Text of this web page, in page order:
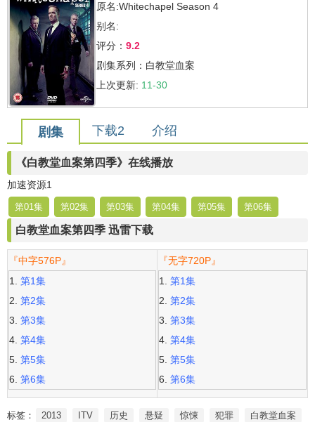
原名:Whitechapel Season 4
别名:
评分： 9.2
剧集系列：白教堂血案
上次更新: 11-30
剧集 下载2 介绍
《白教堂血案第四季》在线播放
加速资源1
第01集 第02集 第03集 第04集 第05集 第06集
白教堂血案第四季 迅雷下载
『中字576P』
第1集
第2集
第3集
第4集
第5集
第6集
『无字720P』
第1集
第2集
第3集
第4集
第5集
第6集
标签： 2013 ITV 历史 悬疑 惊悚 犯罪
白教堂血案